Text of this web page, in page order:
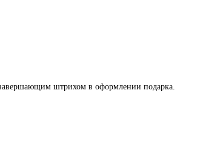
штрихом в оформлении подарка.